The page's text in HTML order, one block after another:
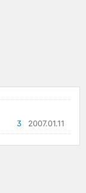
2007.01.11
3